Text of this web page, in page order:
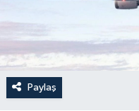
Paylaş